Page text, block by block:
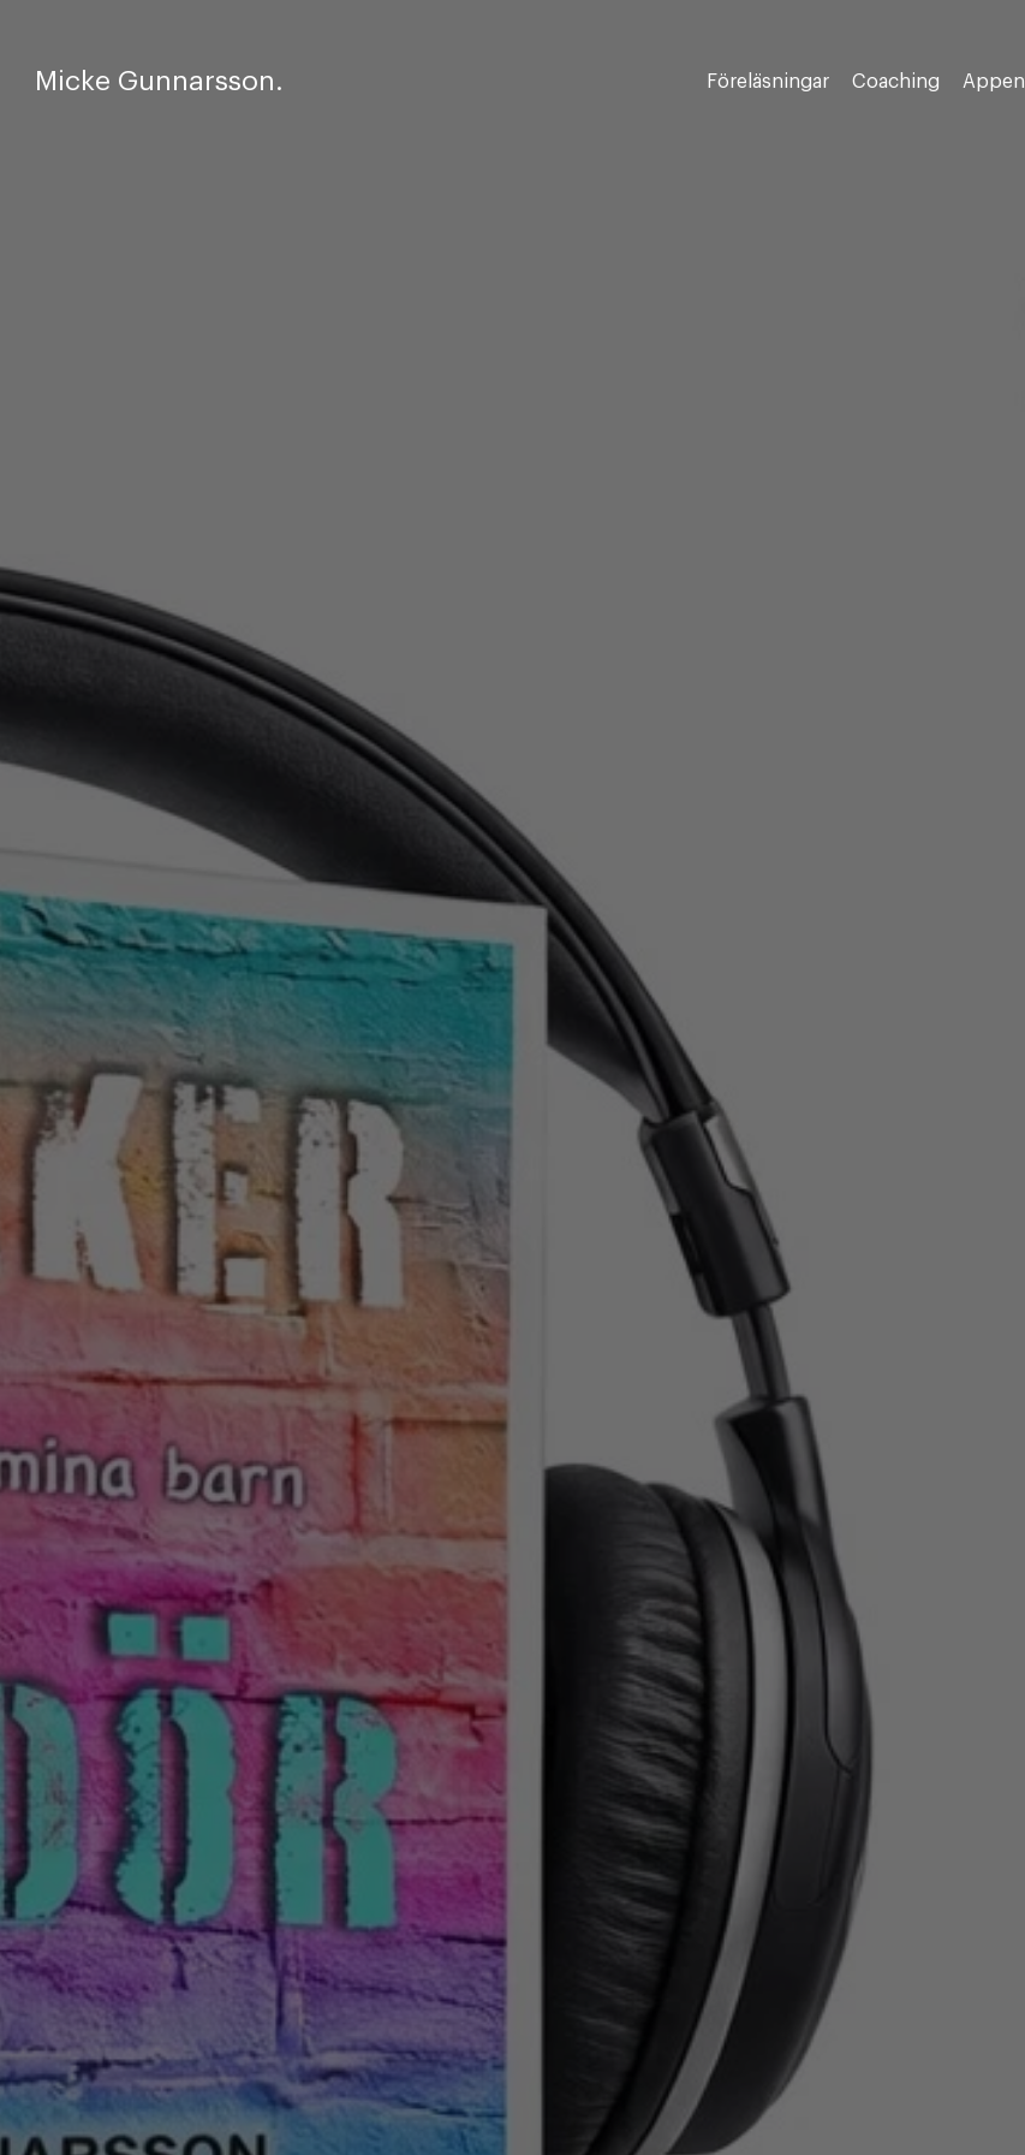
Micke Gunnarsson. Föreläsningar Coaching Appen